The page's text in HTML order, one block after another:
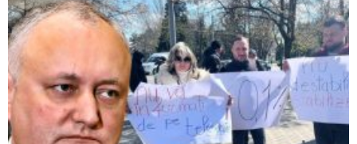
Contact